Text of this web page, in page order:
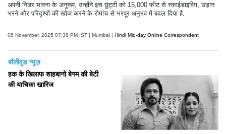
अपनी निडर भावना के अनुरूप, उन्होंने इस छुट्टी को 15,000 फीट से स्काईडाइविंग, उड़ान
भरने और परिदृश्यों की खोज करने के रोमांच से भरपूर अनुभव में बदल दिया है.
06 November, 2025 07:38 PM IST | Mumbai | Hindi Mid-day Online Correspondent
बॉलीवुड न्यूज़
हक के खिलाफ शाहबानो बेगम की बेटी
की याचिका खारिज